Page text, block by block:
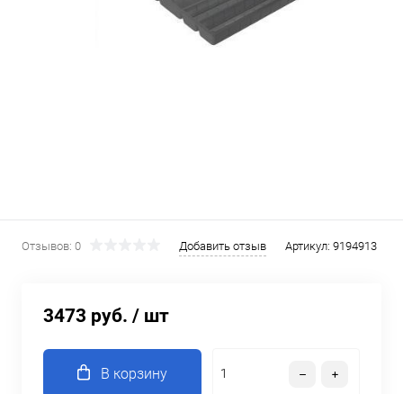
Отзывов: 0 Добавить отзыв Артикул: 9194913
3473 руб. / шт
В корзину